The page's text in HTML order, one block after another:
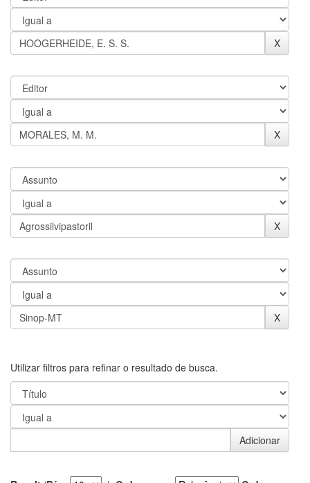
Utilizar filtros para refinar o resultado de busca.